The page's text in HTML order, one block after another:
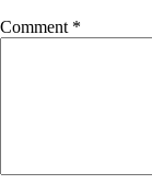
Comment *